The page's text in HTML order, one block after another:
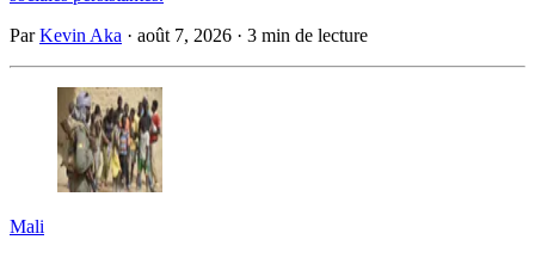
ParKevin Aka · août 7, 2026 · 3 min de lecture
Mali